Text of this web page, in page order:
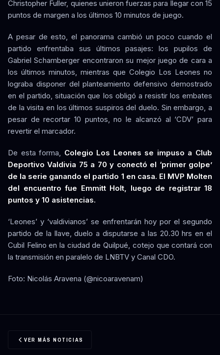
Christopher Fuller, quienes unieron fuerzas para llegar con 15
puntos de margen a los últimos 10 minutos de juego.
A pesar de esto, el panorama cambió un poco cuando el
partido enfrentaba sus últimos pasajes: los pupilos de
Gabriel Schamberger encontraron su mejor juego de cara a
los últimos minutos, mientras que Colegio Los Leones no
lograba disponer del planteamiento defensivo demostrado
en el partido, situación que los obligó a resistir los embates
de la visita en los últimos suspiros del duelo. Sin embargo, a
pesar de recortar 10 puntos, no le alcanzó al ‘CDV’ para
revertir el marcador.
De esta forma, Colegio Los Leones se impuso a Club
Deportivo Valdivia 75 a 70 y conectó el ‘primer golpe’
de la serie ganando el partido 1 en casa. El MVP Molten
del encuentro fue Emmitt Holt, luego de registrar 18
puntos y 10 asistencias.
‘Leones’ y ‘valdivianos’ se enfrentarán hoy por el segundo
partido de la llave, duelo a disputarse a las 20.30 hrs en el
Cubil Felino en la ciudad de Quilpué, cotejo que contará con
la transmisión en paralelo de LNBTV y Canal CDO.
Foto: Nicolás Aravena (@nicoaravenam)
VER MÁS NOTICIAS